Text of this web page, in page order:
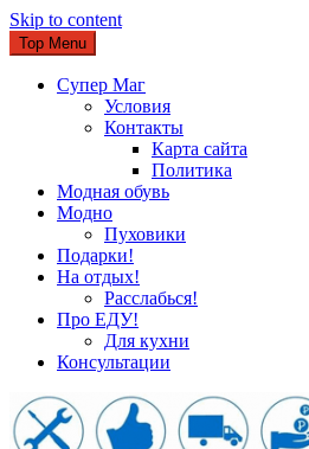
Skip to content
Top Menu
Супер Маг
Условия
Контакты
Карта сайта
Политика
Модная обувь
Модно
Пуховики
Подарки!
На отдых!
Расслабься!
Про ЕДУ!
Для кухни
Консультации